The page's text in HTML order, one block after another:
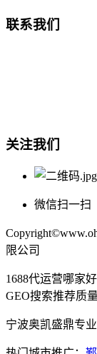
联系我们
关注我们
微信扫一扫
限公司
1688代运营哪家
GEO搜索推荐质
宁波奥凯盛鼎专